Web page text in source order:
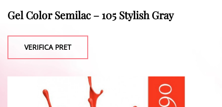
Gel Color Semilac – 105 Stylish Gray
VERIFICA PRET